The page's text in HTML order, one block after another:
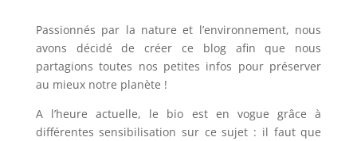
Passionnés par la nature et l’environnement, nous
avons décidé de créer ce blog afin que nous
partagions toutes nos petites infos pour préserver
au mieux notre planète !
A l’heure actuelle, le bio est en vogue grâce à
différentes sensibilisation sur ce sujet : il faut que